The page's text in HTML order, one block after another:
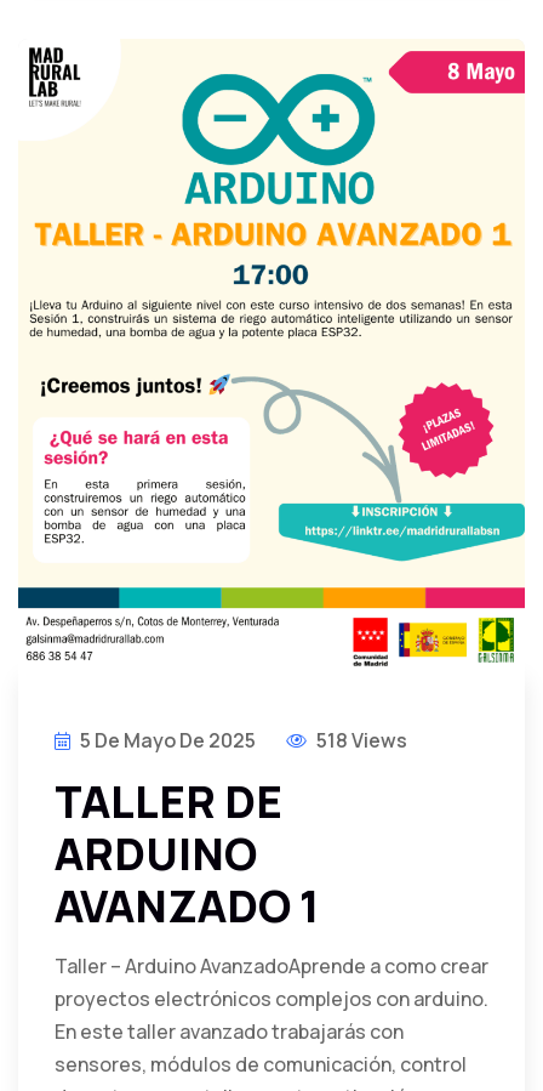
5 De Mayo De 2025 518 Views
TALLER DE
ARDUINO
AVANZADO 1
Taller – Arduino AvanzadoAprende a como crear
proyectos electrónicos complejos con arduino.
En este taller avanzado trabajarás con
sensores, módulos de comunicación, control